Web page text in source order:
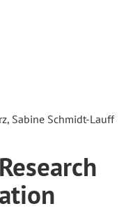
Sabine Schmidt-Lauff